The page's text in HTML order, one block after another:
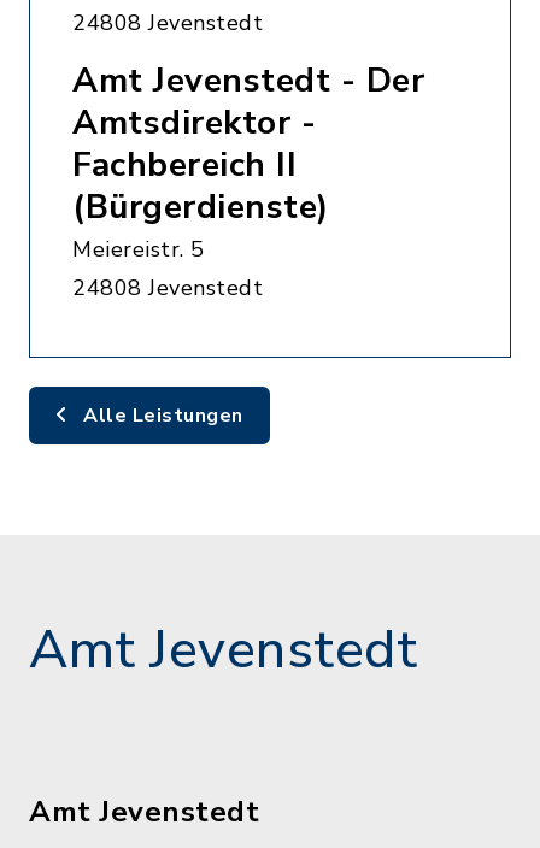
24808 Jevenstedt
Amt Jevenstedt - Der
Amtsdirektor -
Fachbereich II
(Bürgerdienste)
Meiereistr. 5
24808 Jevenstedt
Alle Leistungen
Amt Jevenstedt
Amt Jevenstedt